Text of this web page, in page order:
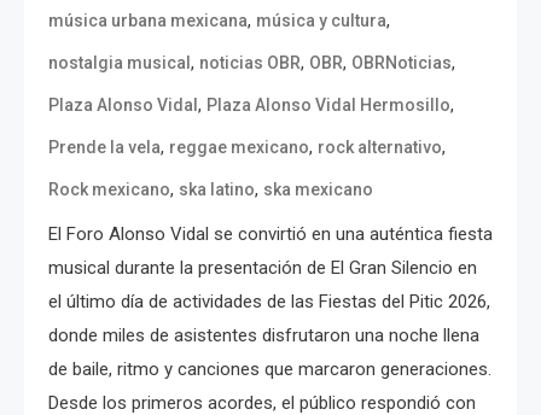
música urbana mexicana, música y cultura,
nostalgia musical , noticias OBR, OBR, OBRNoticias,
Plaza Alonso Vidal , Plaza Alonso Vidal Hermosillo,
Prende la vela, reggae mexicano, rock alternativo,
Rock mexicano, ska latino, ska mexicano
El Foro Alonso Vidal se convirtió en una auténtica fiesta
musical durante la presentación de El Gran Silencio en
el último día de actividades de las Fiestas del Pitic 2026,
donde miles de asistentes disfrutaron una noche llena
de baile, ritmo y canciones que marcaron generaciones.
Desde los primeros acordes, el público respondió con